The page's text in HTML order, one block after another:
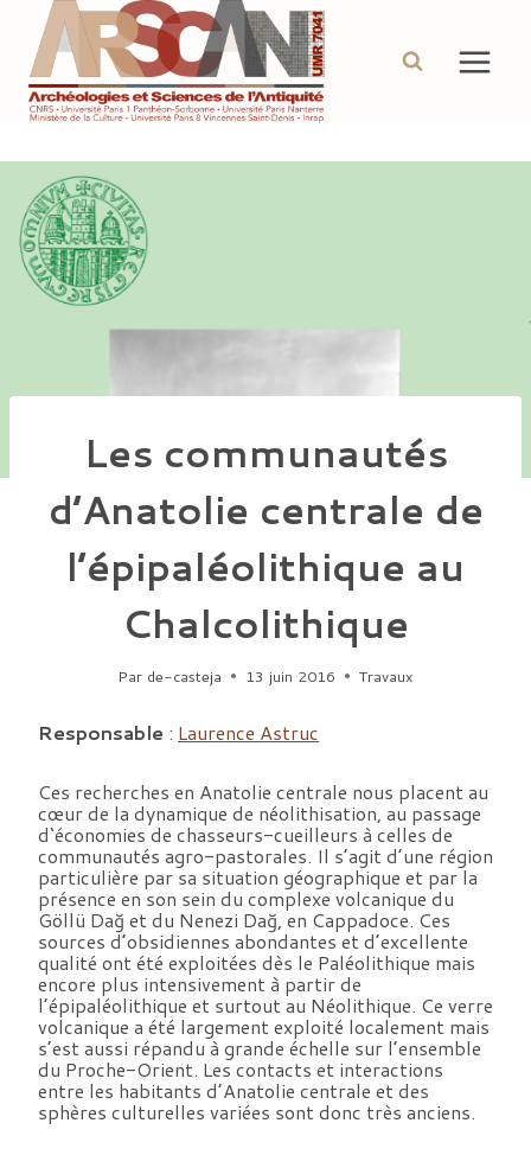
contenu
Les communautés
d’Anatolie centrale de
l’épipaléolithique au
Chalcolithique
Par de-casteja 13 juin 2016 Travaux
Responsable : Laurence Astruc
Ces recherches en Anatolie centrale nous placent au
cœur de la dynamique de néolithisation, au passage
d‘économies de chasseurs-cueilleurs à celles de
communautés agro-pastorales. Il s’agit d’une région
particulière par sa situation géographique et par la
présence en son sein du complexe volcanique du
Göllü Dağ et du Nenezi Dağ, en Cappadoce. Ces
sources d’obsidiennes abondantes et d’excellente
qualité ont été exploitées dès le Paléolithique mais
encore plus intensivement à partir de
l’épipaléolithique et surtout au Néolithique. Ce verre
volcanique a été largement exploité localement mais
s’est aussi répandu à grande échelle sur l’ensemble
du Proche-Orient. Les contacts et interactions
entre les habitants d’Anatolie centrale et des
sphères culturelles variées sont donc très anciens.